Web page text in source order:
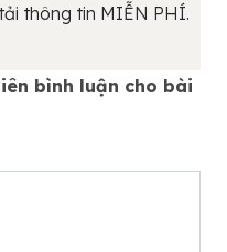
thông tin MIỄN PHÍ.
bình luận cho bài